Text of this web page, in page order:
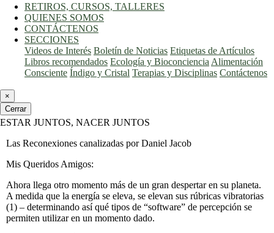
RETIROS, CURSOS, TALLERES
QUIENES SOMOS
CONTÁCTENOS
SECCIONES
Videos de Interés Boletín de Noticias Etiquetas de Artículos
Libros recomendados Ecología y Bioconciencia Alimentación
Consciente Índigo y Cristal Terapias y Disciplinas Contáctenos
×
Cerrar
ESTAR JUNTOS, NACER JUNTOS
Las Reconexiones canalizadas por Daniel Jacob
Mis Queridos Amigos:
Ahora llega otro momento más de un gran despertar en su planeta.
A medida que la energía se eleva, se elevan sus rúbricas vibratorias
(1) – determinando así qué tipos de “software” de percepción se
permiten utilizar en un momento dado.